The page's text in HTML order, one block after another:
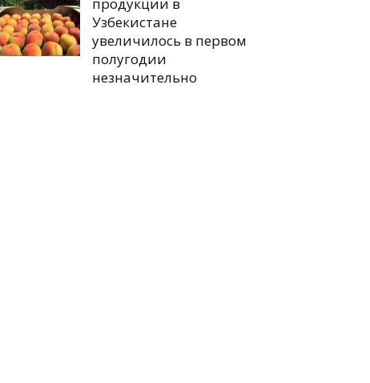
Узбекистане
увеличилось в первом
полугодии
незначительно